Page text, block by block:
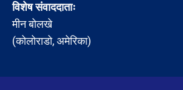
विशेष संवाददाताः
मीन बोलखे
(कोलोराडो, अमेरिका)